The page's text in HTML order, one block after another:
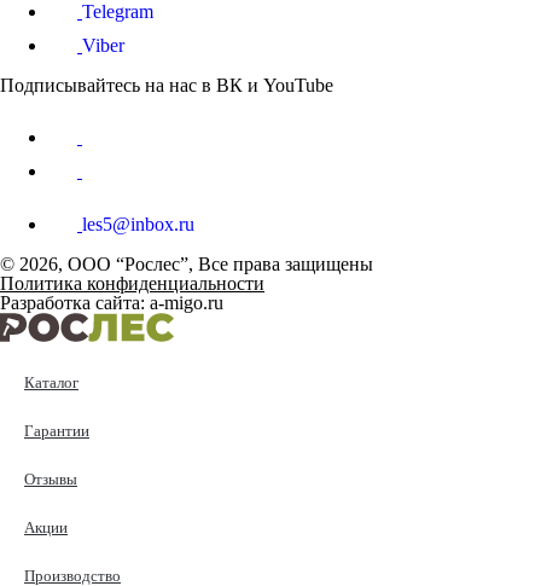
Telegram
Viber
Подписывайтесь на нас в ВК и YouTube
les5@inbox.ru
© 2026, ООО “Рослес”, Все права защищены
Политика конфиденциальности
Разработка сайта: a-migo.ru
Каталог
Гарантии
Отзывы
Акции
Производство